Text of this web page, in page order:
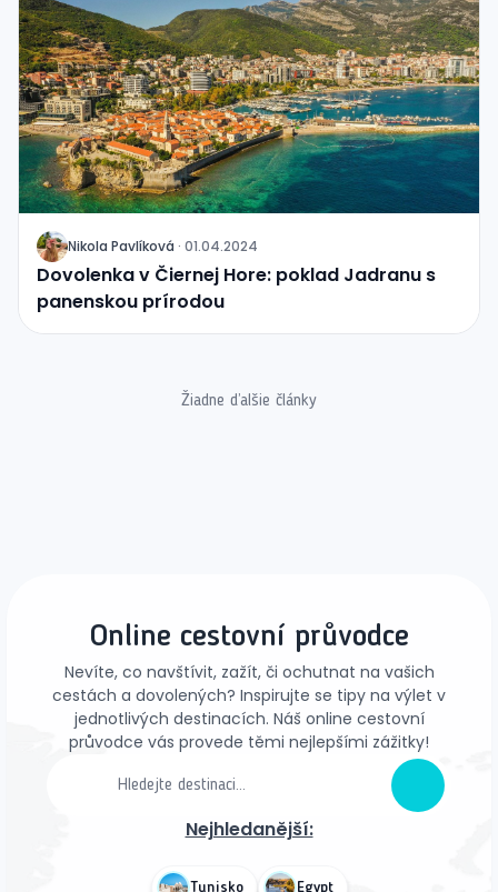
J Nikola Pavlíková · 01.04.2024
Dovolenka v Čiernej Hore: poklad Jadranu s
panenskou prírodou
Žiadne ďalšie články
Online cestovní průvodce
Nevíte, co navštívit, zažít, či ochutnat na vašich
cestách a dovolených? Inspirujte se tipy na výlet v
jednotlivých destinacích. Náš online cestovní
průvodce vás provede těmi nejlepšími zážitky!
Nejhledanější:
Tunisko Egypt